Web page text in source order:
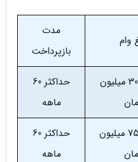
وام
مدت
بازپرداخت
حداکثر 300 میلیون
حداکثر 60
ماهه
حداکثر 750 میلیون
حداکثر 60
ماهه